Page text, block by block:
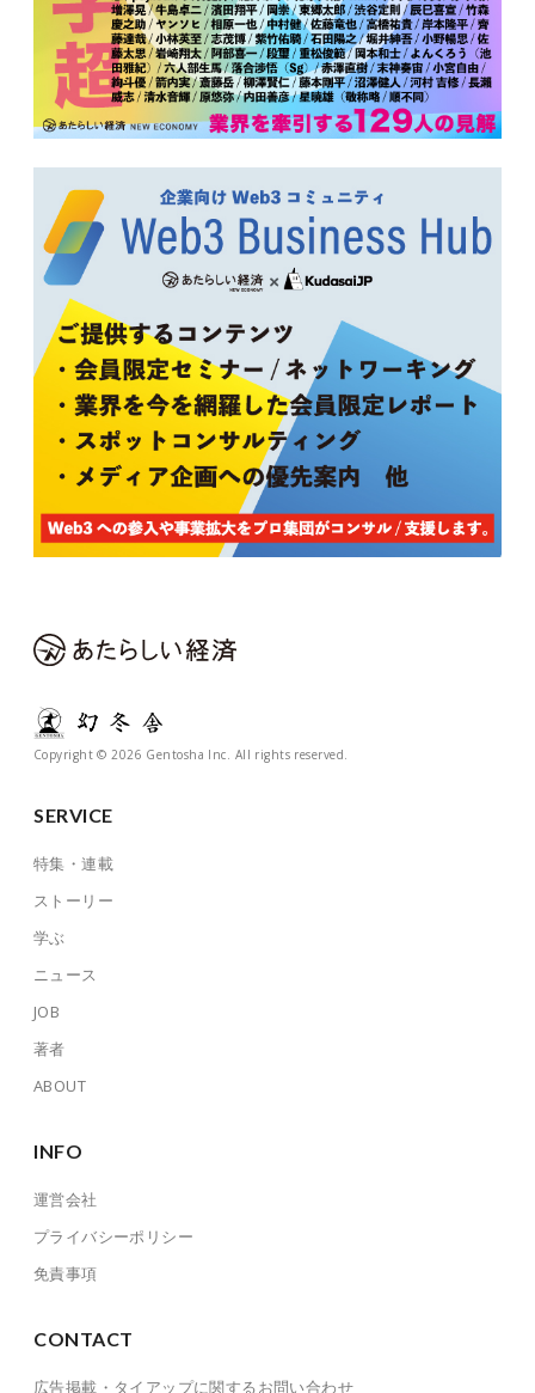
Copyright © 2026 Gentosha Inc. All rights reserved.
SERVICE
特集・連載
ストーリー
学ぶ
ニュース
JOB
著者
ABOUT
INFO
運営会社
プライバシーポリシー
免責事項
CONTACT
広告掲載・タイアップに関するお問い合わせ